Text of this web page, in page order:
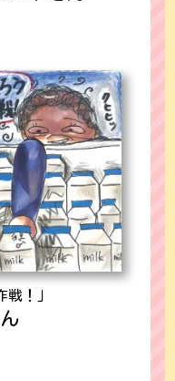
戦！」